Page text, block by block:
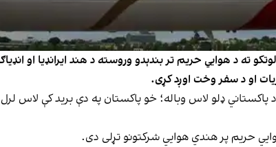
ته د هوايي حریم تر بندېدو وروسته د هند ایرانډيا او
او د سفر وخت اوږد کړی.
حریم پر هندي هوایي شرکتونو تړلی دی.